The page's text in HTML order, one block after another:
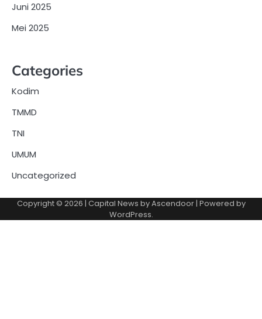
Juni 2025
Mei 2025
Categories
Kodim
TMMD
TNI
UMUM
Uncategorized
Copyright © 2026 | Capital News byAscendoor| Powered by
WordPress.